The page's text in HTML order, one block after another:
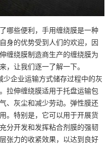
哪些便利，手用缠绕膜是一种
身的优势受到人们的欢迎，因
缠绕膜制造商生产的缠绕膜为
，让我们逐一了解一下。
企业运输方式储存过程中的灰
拉伸缠绕膜适用于托盘运输包
、灰尘和减少劳动。弹性膜还
。特别是，它可以用于开展货
分开发和发挥粘合剂膜的强韧
张力的收紧效果，以达到良好